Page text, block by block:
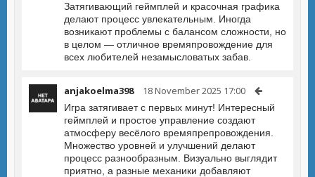
Затягивающий геймплей и красочная графика
делают процесс увлекательным. Иногда
возникают проблемы с балансом сложности, но
в целом — отличное времяпровождение для
всех любителей незамысловатых забав.
anjakoelma398 18 November 2025 17:00
Игра затягивает с первых минут! Интересный
геймплей и простое управление создают
атмосферу весёлого времяпрепровождения.
Множество уровней и улучшений делают
процесс разнообразным. Визуально выглядит
приятно, а разные механики добавляют